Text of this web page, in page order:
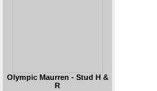
Olympic Maurren - Stud H &
R